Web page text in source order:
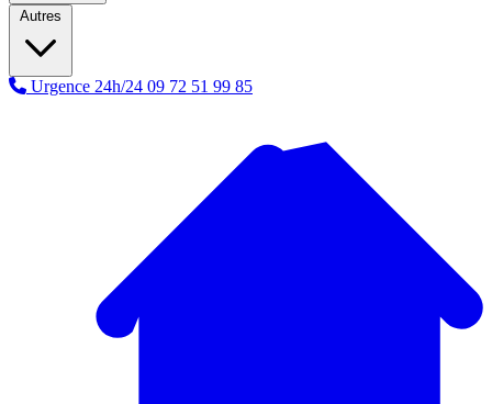
Autres
Urgence 24h/24 09 72 51 99 85